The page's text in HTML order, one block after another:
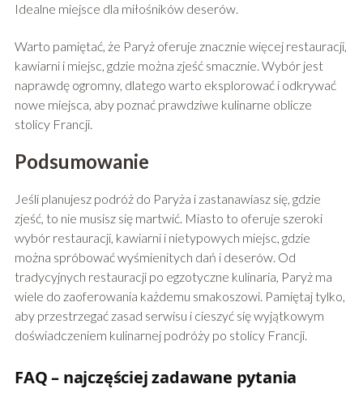
Idealne miejsce dla miłośników deserów.
Warto pamiętać, że Paryż oferuje znacznie więcej restauracji,
kawiarni i miejsc, gdzie można zjeść smacznie. Wybór jest
naprawdę ogromny, dlatego warto eksplorować i odkrywać
nowe miejsca, aby poznać prawdziwe kulinarne oblicze
stolicy Francji.
Podsumowanie
Jeśli planujesz podróż do Paryża i zastanawiasz się, gdzie
zjeść, to nie musisz się martwić. Miasto to oferuje szeroki
wybór restauracji, kawiarni i nietypowych miejsc, gdzie
można spróbować wyśmienitych dań i deserów. Od
tradycyjnych restauracji po egzotyczne kulinaria, Paryż ma
wiele do zaoferowania każdemu smakoszowi. Pamiętaj tylko,
aby przestrzegać zasad serwisu i cieszyć się wyjątkowym
doświadczeniem kulinarnej podróży po stolicy Francji.
FAQ – najczęściej zadawane pytania